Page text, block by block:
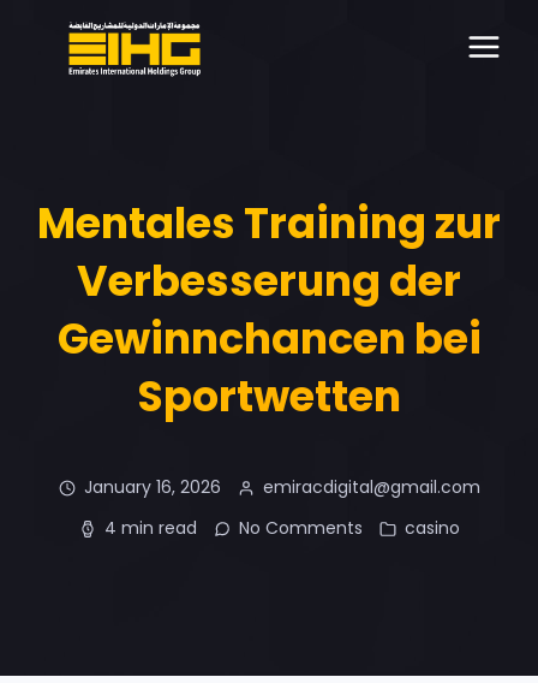
Mentales Training zur
Verbesserung der
Gewinnchancen bei
Sportwetten
January 16, 2026
emiracdigital@gmail.com
4 min read
No Comments casino